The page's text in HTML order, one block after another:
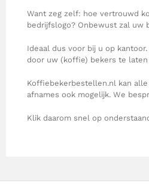
Want zeg zelf: hoe vertrouwd
bedrijfslogo? Onbewust zal uw
Ideaal dus voor bij u op
door uw (koffie) bekers te
Koffiebekerbestellen.nl kan
afnames ook mogelijk. We
Klik daarom snel op